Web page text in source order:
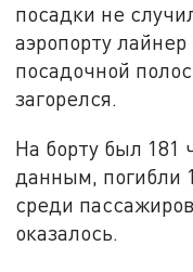
посадки не
аэропорту
посадочной
загорелся.
На борту был 181
данным, погибли
среди
оказалось.